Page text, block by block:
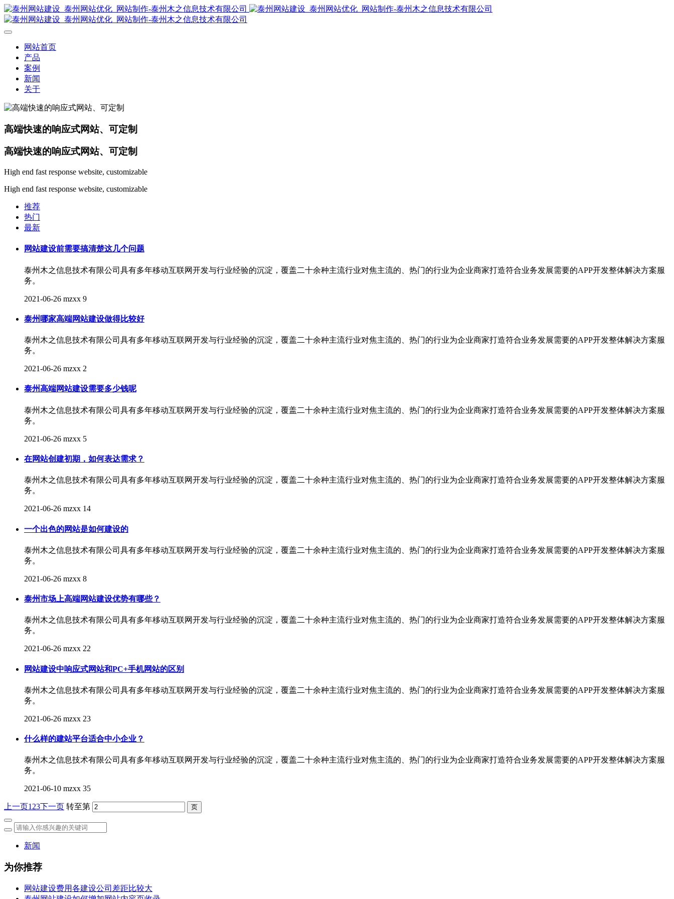
网站首页
产品
案例
新闻
关于
高端快速的响应式网站、可定制
高端快速的响应式网站、可定制
High end fast response website, customizable
High end fast response website, customizable
推荐
热门
最新
网站建设前需要搞清楚这几个问题
泰州木之信息技术有限公司具有多年移动互联网开发与行业经验的沉淀，覆盖二十余种主流行业对焦主流的、热门的行业为企业商家打造符合业务发展需要的APP开发整体解决方案服
务。
2021-06-26 mzxx 9
泰州哪家高端网站建设做得比较好
泰州木之信息技术有限公司具有多年移动互联网开发与行业经验的沉淀，覆盖二十余种主流行业对焦主流的、热门的行业为企业商家打造符合业务发展需要的APP开发整体解决方案服
务。
2021-06-26 mzxx 2
泰州高端网站建设需要多少钱呢
泰州木之信息技术有限公司具有多年移动互联网开发与行业经验的沉淀，覆盖二十余种主流行业对焦主流的、热门的行业为企业商家打造符合业务发展需要的APP开发整体解决方案服
务。
2021-06-26 mzxx 5
在网站创建初期，如何表达需求？
泰州木之信息技术有限公司具有多年移动互联网开发与行业经验的沉淀，覆盖二十余种主流行业对焦主流的、热门的行业为企业商家打造符合业务发展需要的APP开发整体解决方案服
务。
2021-06-26 mzxx 14
一个出色的网站是如何建设的
泰州木之信息技术有限公司具有多年移动互联网开发与行业经验的沉淀，覆盖二十余种主流行业对焦主流的、热门的行业为企业商家打造符合业务发展需要的APP开发整体解决方案服
务。
2021-06-26 mzxx 8
泰州市场上高端网站建设优势有哪些？
泰州木之信息技术有限公司具有多年移动互联网开发与行业经验的沉淀，覆盖二十余种主流行业对焦主流的、热门的行业为企业商家打造符合业务发展需要的APP开发整体解决方案服
务。
2021-06-26 mzxx 22
网站建设中响应式网站和PC+手机网站的区别
泰州木之信息技术有限公司具有多年移动互联网开发与行业经验的沉淀，覆盖二十余种主流行业对焦主流的、热门的行业为企业商家打造符合业务发展需要的APP开发整体解决方案服
务。
2021-06-26 mzxx 23
什么样的建站平台适合中小企业？
泰州木之信息技术有限公司具有多年移动互联网开发与行业经验的沉淀，覆盖二十余种主流行业对焦主流的、热门的行业为企业商家打造符合业务发展需要的APP开发整体解决方案服
务。
2021-06-10 mzxx 35
上一页123下一页 转至第
新闻
为你推荐
网站建设费用各建设公司差距比较大